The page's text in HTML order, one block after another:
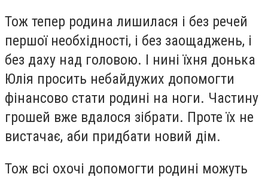
Тож тепер родина лишилася і без речей
першої необхідності, і без заощаджень, і
без даху над головою. І нині їхня донька
Юлія просить небайдужих допомогти
фінансово стати родині на ноги. Частину
грошей вже вдалося зібрати. Проте їх не
вистачає, аби придбати новий дім.
Тож всі охочі допомогти родині можуть